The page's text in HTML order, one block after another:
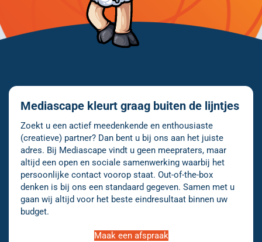
Mediascape kleurt graag buiten de lijntjes
Zoekt u een actief meedenkende en enthousiaste
(creatieve) partner? Dan bent u bij ons aan het juiste
adres. Bij Mediascape vindt u geen meepraters, maar
altijd een open en sociale samenwerking waarbij het
persoonlijke contact voorop staat. Out-of-the-box
denken is bij ons een standaard gegeven. Samen met u
gaan wij altijd voor het beste eindresultaat binnen uw
budget.
Maak een afspraak